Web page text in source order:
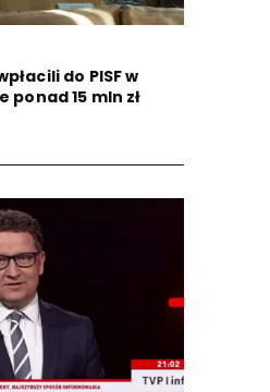
do PISF w
15 mln zł